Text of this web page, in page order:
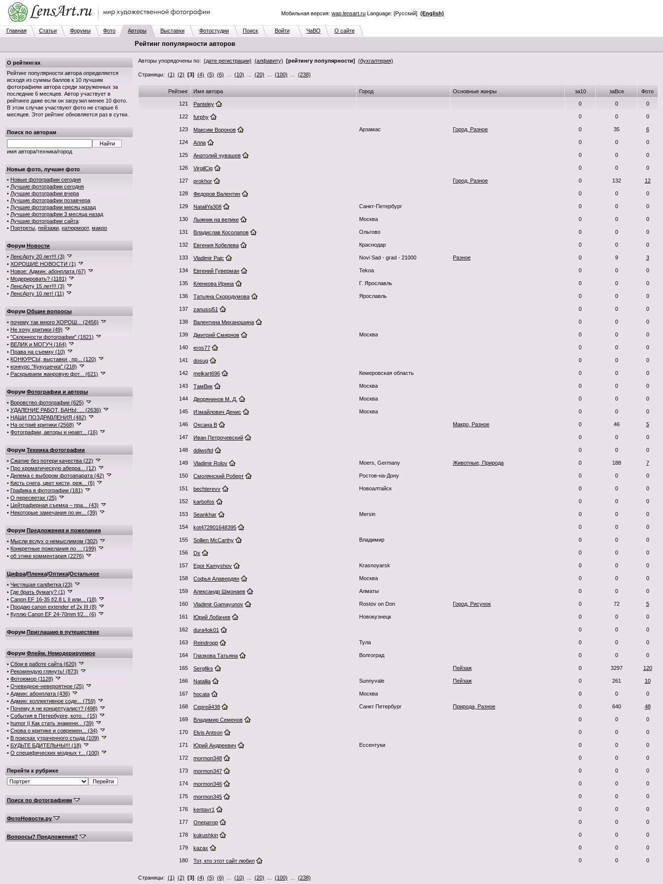
Мобильная версия: wap.lensart.ru Language: [Русский] (English)
Главная Статьи Форумы Фото Авторы Выставки Фотостудии Поиск Войти ЧаВО О сайте
Рейтинг популярности авторов
О рейтингах
Рейтинг популярности автора определяется
исходя из суммы баллов к 10 лучшим
фотографиям автора среди загруженных за
последние 6 месяцев. Автор участвует в
рейтинге даже если он загрузил менее 10 фото.
В этом случае участвуют фото не старше 6
месяцев. Этот рейтинг обновляется раз в сутки.
Поиск по авторам
имя автора/техника/город
Новые фото, лучшие фото
• Новые фотографии сегодня
• Лучшие фотографии сегодня
• Лучшие фотографии вчера
• Лучшие фотографии позавчера
• Лучшие фотографии месяц назад
• Лучшие фотографии 3 месяца назад
• Лучшие фотографии сайта:
• Портреты пейзажи натюрморт, макро
Форум Новости
• ЛенсАрту 20 лет!!! (3)
• ХОРОШИЕ НОВОСТИ (1)
• Новое: Админ: абонплата (67)
• Модерировать? (1181)
• ЛенсАрту 15 лет!!! (3)
• ЛенсАрту 10 лет! (11)
Форум Общие вопросы
• почему так много ХОРОШ... (2456)
• Не хочу критики (49)
• "Склонности фотографии" (1821)
• ВЕЛИК и МОГУЧ (164)
• Права на съемку (10)
• КОНКУРСЫ, выставки , пр... (120)
• конкурс "Кукушечка" (218)
• Раскрываем жанровую фот... (621)
Форум Фотографии и авторы
• Воровство фотографии (625)
• УДАЛЕНИЕ РАБОТ, БАНЫ: ... (2636)
• НАШИ ПОЗДРАВЛЕНИЯ (482)
• На остриё критики (2568)
• Фотографии, авторы и неавт... (16)
Форум Техника фотографии
• Сжатие без потери качества (22)
• Про хроматическую аберра... (12)
• Дилема с выбором фотоапарата (42)
• Кисть снега, цвет кисти, реж... (6)
• Графика в фотографии (181)
• О пересветах (25)
• Цейтраферная съемка – пра... (43)
• Некоторые замечания по ин... (39)
Форум Предложения и пожелания
• Мысли вслух о немыслимом (302)
• Конкретные пожелания по ... (199)
• об этике комментария (2276)
Цифра/Пленка/Оптика/Остальное
• Чистящая салфетка (23)
• Где брать бумагу? (1)
• Canon EF 16-35 f/2.8 L II или... (18)
• Продаю canon extender ef 2x III (8)
• Куплю Canon EF 24-70mm f/2... (6)
Форум Приглашаю в путешествие
Форум Флейм. Немодерируемое
• Сбои в работе сайта (620)
• Рекомендую глянуть! (873)
• Фотоюмор (1128)
• Очевидное-невероятное (25)
• Админ: абонплата (436)
• Админ: коллективное соде... (759)
• Почему я не концептуалист? (498)
• События в Петербурге, кото... (15)
• humor || Как стать знамени... (39)
• Снова о критике и современ... (34)
• В поисках утраченного стыда (109)
• БУДЬТЕ БДИТЕЛЬНЫ!!! (18)
• О специфических модных т... (100)
Перейти к рубрике
Поиск по фотографиям
ФотоНовости.ру
Вопросы? Предложения?
Авторы упорядочены по: (дате регистрации) (алфавиту) [рейтингу популярности] (бухгалтерия)
Страницы: (1) (2) [3] (4) (5) (6) (10) (20) (100) (238)
Рейтинг Имя автора Город Основные жанры за10 заВсе Фото
121 Panteley 0 0 0
122 furphy 0 0 0
123 Максим Воронов Арзамас Город, Разное 0 35 6
124 Алла 0 0 0
125 Анатолий чувашев 0 0 0
126 VirgilCig 0 0 0
127 prokhor Город, Разное 0 132 12
128 Федоров Валентин 0 0 0
129 NataliYa308 Санкт-Петербург 0 0 0
130 Лыжник на велике Москва 0 0 0
131 Владислав Косолапов Ольгово 0 0 0
132 Евгения Кобелева Краснодар 0 0 0
133 Vladimir Paic Novi Sad - grad - 21000 Разное 0 9 3
134 Евгений Гуверман Tekoa 0 0 0
135 Кленкова Ирина Г. Ярославль 0 0 0
136 Татьяна Скородумова Ярославль 0 0 0
137 zanussi51 0 0 0
138 Валентина Миханошина 0 0 0
139 Дмитрий Смирнов Москва 0 0 0
140 eros77 0 0 0
141 dosug 0 0 0
142 melkart696 Кемеровская область 0 0 0
143 ТамВик Москва 0 0 0
144 Дворянинов М. Д. Москва 0 0 0
145 Измайлович Денис Москва 0 0 0
146 Оксана В Макро, Разное 0 46 5
147 Иван Петрочевский 0 0 0
148 ddiwsftd 0 0 0
149 Vladimir Rolov Moers, Germany Животные, Природа 0 188 7
150 Смолянский Роберт Ростов-на-Дону 0 0 0
151 bechterevv Новоалтайск 0 0 0
152 karbofos 0 0 0
153 Seankhar Mersin 0 0 0
154 kot472801648395 0 0 0
155 Sollien McCarthy Владимир 0 0 0
156 Dx 0 0 0
157 Egor Kamyshov Krasnoyarsk 0 0 0
158 Софья Алавердян Москва 0 0 0
159 Александр Шмонаев Алматы 0 0 0
160 Vladimir Gamayunov Rostov on Don Город, Рисунок 0 72 5
161 Юрий Лобачев Новокузнецк 0 0 0
162 dura4ok01 0 0 0
163 Reindropp Тула 0 0 0
164 Глазкова Татьяна Волгоград 0 0 0
165 Sergfiks Пейзаж 0 3297 120
166 Natallia Sunnyvale Пейзаж 0 261 10
167 hocata Москва 0 0 0
168 Сергей438 Санкт Петербург Природа, Разное 0 640 48
169 Владимир Семенов 0 0 0
170 Elvis Antson 0 0 0
171 Юрий Андреевич Ессентуки 0 0 0
172 mormon348 0 0 0
173 mormon347 0 0 0
174 mormon346 0 0 0
175 mormon345 0 0 0
176 kentavr1 0 0 0
177 Оператор 0 0 0
178 kukushkin 0 0 0
179 kazax 0 0 0
180 Тот, кто этот сайт любил 0 0 0
Страницы: (1) (2) [3] (4) (5) (6) (10) (20) (100) (238)